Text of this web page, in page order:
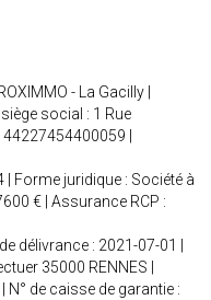
- La Gacilly |
social : 1 Rue
|
Forme juridique : Société à
€ | Assurance RCP :
délivrance : 2021-07-01 |
35000 RENNES |
N° de caisse de garantie :